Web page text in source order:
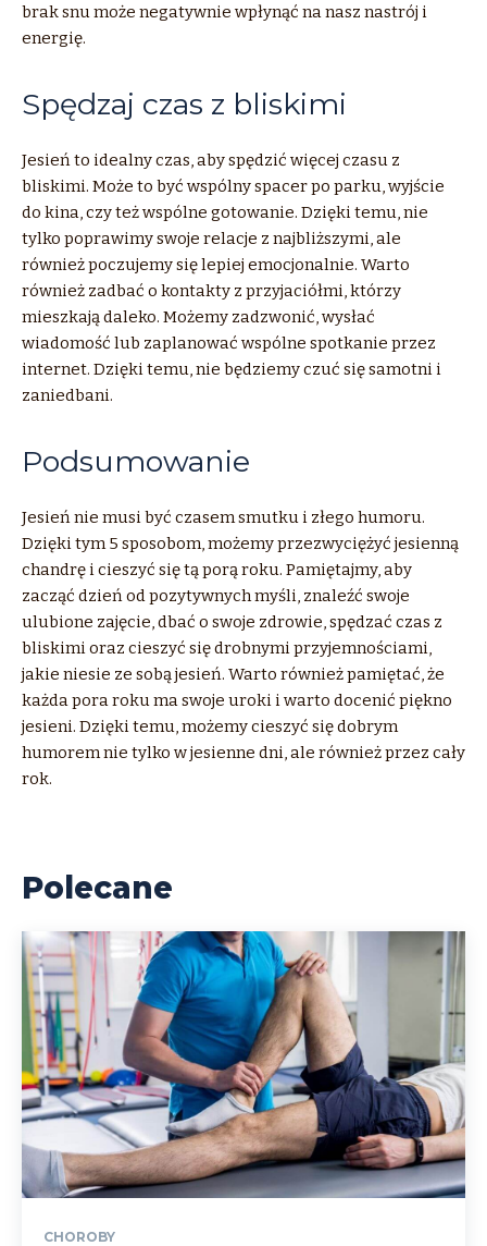
brak snu może negatywnie wpłynąć na nasz nastrój i
energię.
Spędzaj czas z bliskimi
Jesień to idealny czas, aby spędzić więcej czasu z
bliskimi. Może to być wspólny spacer po parku, wyjście
do kina, czy też wspólne gotowanie. Dzięki temu, nie
tylko poprawimy swoje relacje z najbliższymi, ale
również poczujemy się lepiej emocjonalnie. Warto
również zadbać o kontakty z przyjaciółmi, którzy
mieszkają daleko. Możemy zadzwonić, wysłać
wiadomość lub zaplanować wspólne spotkanie przez
internet. Dzięki temu, nie będziemy czuć się samotni i
zaniedbani.
Podsumowanie
Jesień nie musi być czasem smutku i złego humoru.
Dzięki tym 5 sposobom, możemy przezwyciężyć jesienną
chandrę i cieszyć się tą porą roku. Pamiętajmy, aby
zacząć dzień od pozytywnych myśli, znaleźć swoje
ulubione zajęcie, dbać o swoje zdrowie, spędzać czas z
bliskimi oraz cieszyć się drobnymi przyjemnościami,
jakie niesie ze sobą jesień. Warto również pamiętać, że
każda pora roku ma swoje uroki i warto docenić piękno
jesieni. Dzięki temu, możemy cieszyć się dobrym
humorem nie tylko w jesienne dni, ale również przez cały
rok.
Polecane
CHOROBY